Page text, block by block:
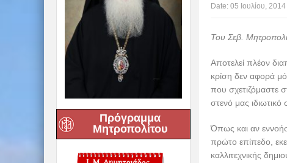
Πρόγραμμα
Μητροπολίτου
Date: 05 Ιουλίου, 2014
Του Σεβ.
Αποτελεί πλέον
κρίση δεν αφορά
που σχετιζόμαστε
στενό μας
Όπως και αν
πρώτο επίπεδο,
καλλιτεχνικής